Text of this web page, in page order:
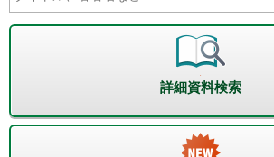
詳細資料検索